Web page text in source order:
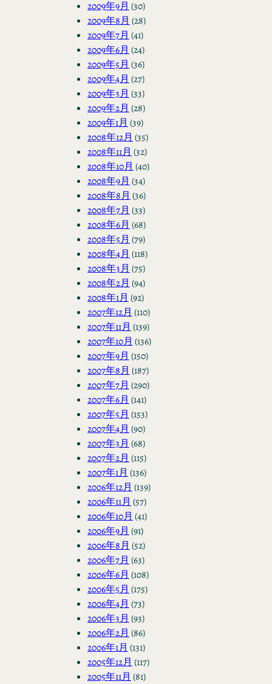
2009年9月 (30)
2009年8月 (28)
2009年7月 (41)
2009年6月 (24)
2009年5月 (36)
2009年4月 (27)
2009年3月 (33)
2009年2月 (28)
2009年1月 (39)
2008年12月 (35)
2008年11月 (32)
2008年10月 (40)
2008年9月 (34)
2008年8月 (36)
2008年7月 (33)
2008年6月 (68)
2008年5月 (79)
2008年4月 (118)
2008年3月 (75)
2008年2月 (94)
2008年1月 (92)
2007年12月 (110)
2007年11月 (139)
2007年10月 (136)
2007年9月 (150)
2007年8月 (187)
2007年7月 (290)
2007年6月 (141)
2007年5月 (153)
2007年4月 (90)
2007年3月 (68)
2007年2月 (115)
2007年1月 (136)
2006年12月 (139)
2006年11月 (57)
2006年10月 (41)
2006年9月 (91)
2006年8月 (52)
2006年7月 (63)
2006年6月 (108)
2006年5月 (175)
2006年4月 (73)
2006年3月 (93)
2006年2月 (86)
2006年1月 (131)
2005年12月 (117)
2005年11月 (81)